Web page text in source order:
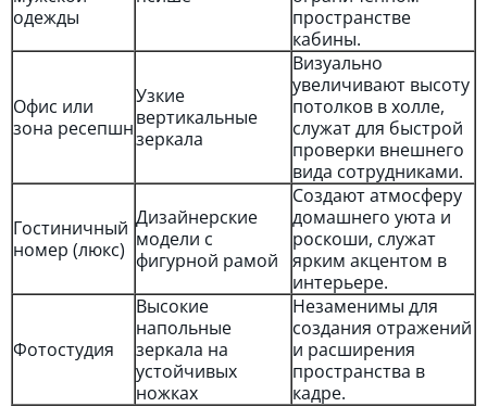
одежды
пространстве
кабины.
Офис или
зона ресепшн
Узкие
вертикальные
зеркала
Визуально
увеличивают высоту
потолков в холле,
служат для быстрой
проверки внешнего
вида сотрудниками.
Гостиничный
номер (люкс)
Дизайнерские
модели с
фигурной рамой
Создают атмосферу
домашнего уюта и
роскоши, служат
ярким акцентом в
интерьере.
Фотостудия
Высокие
напольные
зеркала на
устойчивых
ножках
Незаменимы для
создания отражений
и расширения
пространства в
кадре.